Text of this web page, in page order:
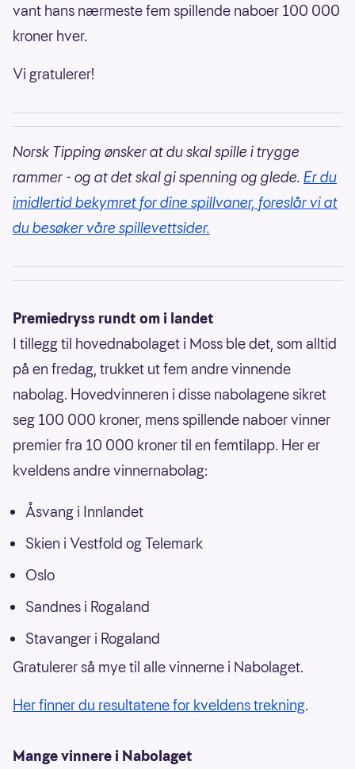
vant hans nærmeste fem spillende naboer 100 000
kroner hver.
Vi gratulerer!
Norsk Tipping ønsker at du skal spille i trygge
rammer - og at det skal gi spenning og glede. Er du
imidlertid bekymret for dine spillvaner, foreslår vi at
du besøker våre spillevettsider.
Premiedryss rundt om i landet
I tillegg til hovednabolaget i Moss ble det, som alltid
på en fredag, trukket ut fem andre vinnende
nabolag. Hovedvinneren i disse nabolagene sikret
seg 100 000 kroner, mens spillende naboer vinner
premier fra 10 000 kroner til en femtilapp. Her er
kveldens andre vinnernabolag:
Åsvang i Innlandet
Skien i Vestfold og Telemark
Oslo
Sandnes i Rogaland
Stavanger i Rogaland
Gratulerer så mye til alle vinnerne i Nabolaget.
Her finner du resultatene for kveldens trekning.
Mange vinnere i Nabolaget